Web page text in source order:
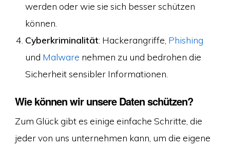
werden oder wie sie sich besser schützen
können.
Cyberkriminalität: Hackerangriffe, Phishing
und Malware nehmen zu und bedrohen die
Sicherheit sensibler Informationen.
Wie können wir unsere Daten schützen?
Zum Glück gibt es einige einfache Schritte, die
jeder von uns unternehmen kann, um die eigene